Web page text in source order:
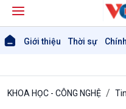
Giới thiệu Thời sự
KHOA HỌC - CÔNG NGHỆ